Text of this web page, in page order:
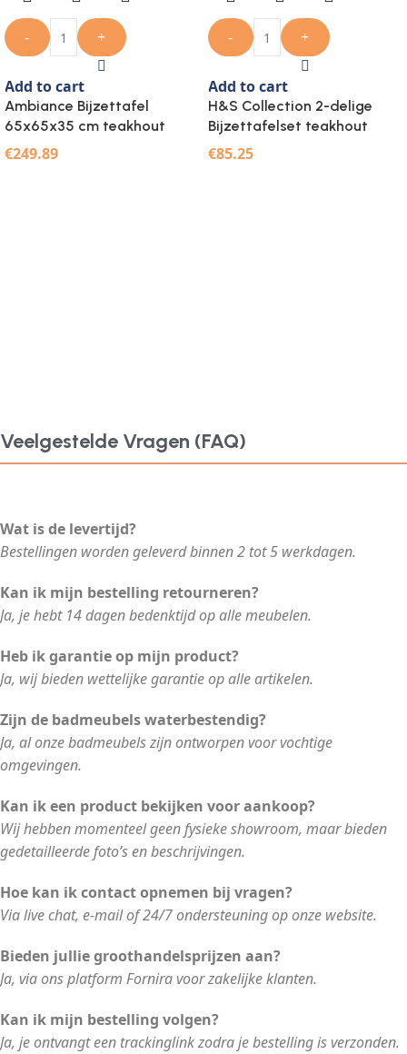
- +
Add to cart
Ambiance Bijzettafel
65x65x35 cm teakhout
€249.89
- +
Add to cart
H&S Collection 2-delige
Bijzettafelset teakhout
€85.25
Veelgestelde Vragen (FAQ)
Wat is de levertijd?
Bestellingen worden geleverd binnen 2 tot 5 werkdagen.
Kan ik mijn bestelling retourneren?
Ja, je hebt 14 dagen bedenktijd op alle meubelen.
Heb ik garantie op mijn product?
Ja, wij bieden wettelijke garantie op alle artikelen.
Zijn de badmeubels waterbestendig?
Ja, al onze badmeubels zijn ontworpen voor vochtige
omgevingen.
Kan ik een product bekijken voor aankoop?
Wij hebben momenteel geen fysieke showroom, maar bieden
gedetailleerde foto’s en beschrijvingen.
Hoe kan ik contact opnemen bij vragen?
Via live chat, e-mail of 24/7 ondersteuning op onze website.
Bieden jullie groothandelsprijzen aan?
Ja, via ons platform Fornira voor zakelijke klanten.
Kan ik mijn bestelling volgen?
Ja, je ontvangt een trackinglink zodra je bestelling is verzonden.